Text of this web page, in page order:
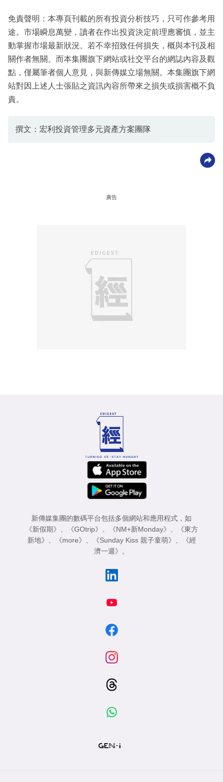
免責聲明：本專頁刊載的所有投資分析技巧，只可作參考用
途。市場瞬息萬變，讀者在作出投資決定前理應審慎，並主
動掌握市場最新狀況。若不幸招致任何損失，概與本刊及相
關作者無關。而本集團旗下網站或社交平台的網誌內容及觀
點，僅屬筆者個人意見，與新傳媒立場無關。本集團旗下網
站對因上述人士張貼之資訊內容所帶來之損失或損害概不負
責。
撰文：宏利投資管理多元資產方案團隊
廣告
新傳媒集團的數碼平台包括多個網站和應用程式，如
《新假期》
《GOtrip》 《NM+新Monday》
《東方
新地》
《more》 《Sunday Kiss 親子童萌》
《經
濟一週》
。